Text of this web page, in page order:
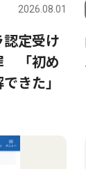
2026.08.01
定受け
「初め
きた」